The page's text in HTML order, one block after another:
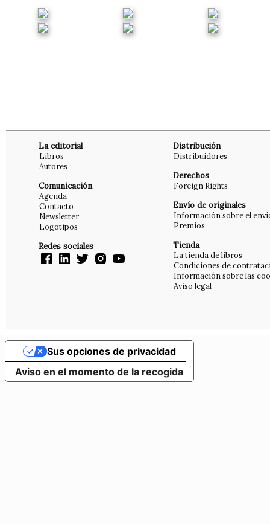
La editorial
Libros
Autores
Comunicación
Agenda
Contacto
Newsletter
Logotipos
Redes sociales
Distribución
Distribuidores
Derechos
Foreign Rights
Envío de originales
Información sobre el
Premios
Tienda
La tienda de libros
Condiciones de
Información sobre las
Aviso legal
Aviso en el momento de la recogida
Sus opciones de privacidad